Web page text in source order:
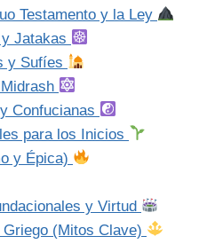
Testamento y la Ley
Jatakas
y Sufíes
Confucianas
para los Inicios
y Épica)
y Virtud
(Mitos Clave)